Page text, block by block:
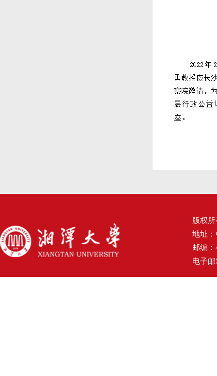
版权
地址
邮编：
电子邮